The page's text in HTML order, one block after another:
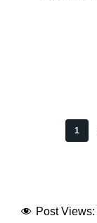
1
Post Views: